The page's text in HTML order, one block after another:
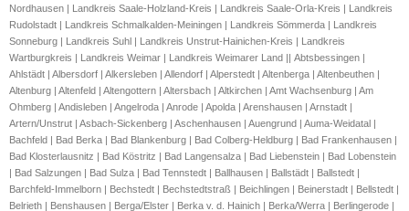
Nordhausen | Landkreis Saale-Holzland-Kreis | Landkreis Saale-Orla-Kreis | Landkreis
Rudolstadt | Landkreis Schmalkalden-Meiningen | Landkreis Sömmerda | Landkreis
Sonneburg | Landkreis Suhl | Landkreis Unstrut-Hainichen-Kreis | Landkreis
Wartburgkreis | Landkreis Weimar | Landkreis Weimarer Land || Abtsbessingen | Ahlstädt | Albersdorf | Alkersleben | Allendorf | Alperstedt | Altenberga | Altenbeuthen | Altenburg | Altenfeld | Altengottern | Altersbach | Altkirchen | Amt Wachsenburg | Am Ohmberg | Andisleben | Angelroda | Anrode | Apolda | Arenshausen | Arnstadt | Artern/Unstrut | Asbach-Sickenberg | Aschenhausen | Auengrund | Auma-Weidatal | Bachfeld | Bad Berka | Bad Blankenburg | Bad Colberg-Heldburg | Bad Frankenhausen | Bad Klosterlausnitz | Bad Köstritz | Bad Langensalza | Bad Liebenstein | Bad Lobenstein | Bad Salzungen | Bad Sulza | Bad Tennstedt | Ballhausen | Ballstädt | Ballstedt | Barchfeld-Immelborn | Bechstedt | Bechstedtstraß | Beichlingen | Beinerstadt | Bellstedt | Belrieth | Benshausen | Berga/Elster | Berka v. d. Hainich | Berka/Werra | Berlingerode | Berlstedt | Bermbach | Bernterode | Bethenhausen | Bibra | Bienstädt | Bilzingsleben | Birkenfelde | Birkenhügel | Birx | Bischofrod | Bischofroda | Blankenberg | Blankenburg | Blankenhain | Blankenstein | Bleicherode | Bobeck | Bocka | Bodelwitz | Bodenrode-Westhausen | Böhlen | Bollberg | Bornhagen | Borxleben | Bösleben-Wüllersleben | Bothenheilingen | Brahmenau | Braunichswalde | Brehme | Breitenworbis | Breitungen/Werra | Bremsnitz | Bretleben | Brotterode-Trusetal | Bruchstedt | Brüheim | Brünn | Brunnhartshausen | Bucha | Bucha | Büchel | Buchfart | Buchholz | Bufleben | Buhla | Bürgel | Burgk | Burgwalde | Buttelstedt | Buttlar | Buttstädt | Büttstedt | Caaschwitz | Christes | Clingen | Crawinkel | Creuzburg | Crimla | Crispendorf | Crossen an der Elster | Cursdorf | Daasdorf a. Berge | Dachwig | Dankmarshausen | Deesbach | Dermbach | Deuna | Diedorf | Dieterode | Dietzenrode-Vatterode | Dillstädt | Dingelstädt | Dingsleben | Dippach | Dittersdorf | Dobitschen | Döbritschen | Döbritz | Döllstädt | Donndorf | Dornburg-Camburg | Dornheim | Döschnitz | Dreba | Drei Gleichen | Dreitzsch | Dröbischau | Drogen | Drognitz | Dünwald | Ebeleben | Ebenshausen | Eberstedt | Ecklingerode | Eckstedt | Effelder | Ehrenberg | Eichenberg | Eichenberg | Eichstruth | Eineborn | Einhausen | Eisenach | Eisenberg | Eisfeld | Elgersburg | Elleben | Ellersleben | Ellingshausen | Ellrich | Elxleben | Elxleben | Emleben | Empfertshausen | Endschütz | Erbenhausen | Erfurt | Eschenbergen | Eßbach | Eßleben-Teutleben | Ettenhausen a.d. Suhl | Ettersburg | Etzelsrode | Etzleben | Fambach | Ferna | Flarchheim | Floh-Seligenthal | Fockendorf | Föritz | Frankenblick | Frankendorf | Frankenhain | Frankenheim/Rhön | Frankenroda | Frauenprießnitz | Frauensee | Frauenwald | Freienbessingen | Freienhagen | Freienorla | Fretterode | Friedelshausen | Friedersdorf | Friedrichroda | Friedrichsthal | Friedrichswerth | Friemar | Frohnsdorf | Frömmstedt | Gangloffsömmern | Gauern | Gebesee | Gefell | Gehlberg | Gehofen | Gehren | Geisa | Geisenhain | Geisleden | Geismar | Georgenthal | Gera | Geraberg | Gerbershausen | Gernrode | Geroda | Gerstenberg | Gerstengrund | Gerstungen | Gerterode | Gertewitz | Geschwenda | Gierstädt | Gillersdorf | Glasehausen | Gneus | Göhren | Goldbach | Goldisthal | Göllnitz | Golmsdorf | Gompertshausen | Göpfersdorf | Görkwitz | Görsbach | Gorsleben | Göschitz | Gösen | Gossel | Gössitz | Gößnitz | Gotha | Grabfeld | Gräfenhain | Gräfenroda | Gräfenthal | Graitschen | Greiz | Greußen | Griefstedt | Grimmelshausen | Grobengereuth | Großbartloff | Großbockedra | Großbreitenbach | Großbrembach | Großenehrich | Großengottern | Großensee | Großenstein | Großeutersdorf | Großfahner | Großheringen | Großlöbichau | Großlohra | Großmölsen | Großneuhausen | Großobringen | Großpürschütz | Großrudestedt | Großschwabhausen | Großvargula | Grub | Gumperda | Günstedt | Günthersleben-Wechmar | Guthmannshausen | Haina | Hainichen | Hainrode | Hainspitz | Hallungen | Hammerstedt | Hardisleben | Harra | Harth-Pöllnitz | Hartmannsdorf | Hartmannsdorf | Harztor | Harzungen | Haselbach | Haßleben | Hausen | Haussömmern | Hauteroda | Haynrode | Heichelheim | Heideland | Heilbad Heiligenstadt | Helbedündorf | Heldrungen | Hellingen | Helmsdorf | Hemleben | Henfstädt | Henneberg | Henschleben | Herbsleben | Heringen/Helme | Hermsdorf | Heroldishausen | Herrenhof | Herrmannsacker | Herrnschwende | Herschdorf | Hetschburg | Heukewalde | Heuthen | Heyersdorf | Heygendorf | Hilbersdorf | Hildburghausen | Hirschberg | Hirschfeld | Hochheim | Hohenfelden | Hohengandern | Hohenkirchen | Hohenleuben | Hohenstein | Hohenwarte | Hohes Kreuz | Holzsußra | Hopfgarten | Hornsömmern | Hörsel | Hörselberg-Hainich | Hummelshain | Hümpfershausen | Hundeshagen | Hundhaupten | Ichstedt | Ifta | Ilmenau | Ilmtal | Ilmtal-Weinstraße | Isseroda | Issersheilingen | Jena | Jenalöbnitz | Jonaswalde | Jückelberg | Judenbach | Kahla | Kalbsrieth | Kallmerode | Kaltennordheim | Kaltensundheim | Kaltenwestheim | Kammerforst | Kamsdorf | Kannawurf | Kapellendorf | Karlsdorf | Katzhütte | Kauern | Kaulsdorf | Kefferhausen | Kehmstedt | Keila | Kella | Kiliansroda | Kindelbrück | Kirchgandern | Kirchheilingen | Kirchheim | Kirchworbis | Kirschkau | Kleinbartloff | Kleinbockedra | Kleinbodungen | Kleinbrembach | Kleinebersdorf | Kleineutersdorf | Kleinfurra | Kleinmölsen | Kleinneuhausen | Kleinobringen | Kleinschwabhausen | Kleinwelsbach | Klettbach | Klettstedt | Kloster Veßra | Knau | Ködderitzsch | Kölleda | Königsee-Rottenbach | Korbußen | Körner | Kospoda | Kraftsdorf | Kraja | Kranichfeld | Krauthausen | Krautheim | Krayenberggemeinde | Kreuzebra | Kriebitzsch | Krölpa | Krombach | Kromsdorf | Kühdorf | Kühndorf | Küllstedt | Kutzleben | Kyffhäuserland | Laasdorf | Langenleuba-Niederhain | Langenorla | Langenwetzendorf | Langenwolschendorf | Langewiesen | Lauscha | Lausnitz | Lauterbach | Lederhose | Lehesten (Frankenwald) | Lehesten | Lehnstedt | Leimbach | Leinatal | Leinefelde-Worbis | Lemnitz | Lengfeld | Lenterode | Leutenberg | Leutenthal | Leutersdorf | Lichte | Liebenstein | Linda b. Neustadt an der Orla | Linda b. Weida | Lindenkreuz | Lindewerra | Lindig | Lippersdorf-Erdmannsdorf | Lipprechterode | Löberschütz | Löbichau | Lödla | Löhma | Lucka | Luisenthal | Lumpzig | Lutter | Mackenrode | Magdala | Mannstedt | Marisfeld | Marksuhl | Markvippach | Marolterode | Marth | Martinroda | Masserberg | Mechelroda | Mehmels | Mehna | Meiningen | Mellenbach-Glasbach | Mellingen | Melpers | Menteroda | Mertendorf | Metzels | Meura | Meusebach | Meuselbach-Schwarzmühle | Meuselwitz | Miesitz | Mihla | Milda | Mittelpöllnitz | Mittelsömmern | Möckern | Mohlsdorf-Teichwolframsdorf | Molschleben | Mönchenholzhausen | Mönchpfiffel-Nikolausrieth | Monstab | Moorgrund | Mörsdorf | Moßbach | Moxa | Mühlhausen | Mülverstedt | Münchenbernsdorf | Nahetal-Waldau | Nauendorf | Nausitz | Nausnitz | Nazza | Neidhartshausen | Nesse-Apfelstädt | Neubrunn | Neuengönna | Neuhaus am Rennweg | Neuhaus-Schierschnitz | Neumark | Neumühle/Elster | Neundorf | Neundorf | Neunheilingen | Neusiß | Neustadt am Rennsteig | Neustadt an der Orla | Neustadt/Harz | Niederbösa | Niedergebra | Niederorschel | Niedertrebra | Niederzimmern | Nimritz | Nöbdenitz | Nobitz | Nöda | Nohra | Nordhausen | Nottleben | Oberbodnitz | Oberbösa | Oberhain | Oberheldrungen | Oberhof | Oberkatz | Obermaßfeld-Grimmenthal | Obermehler | Oberoppurg | Oberschönau | Oberstadt | Obertrebra | Oberweid | Oberweißbach/Thür. Wald | Oechsen | Oepfershausen | Oettern | Oettersdorf | Ohrdruf | Olbersleben | Oldisleben | Ollendorf | Oppershausen | Oppurg | Orlamünde | Osthausen-Wülfershausen | Ostramondra | Ottendorf | Ottstedt am Berge | Paitzdorf | Paska | Pennewitz | Petersberg | Petriroda | Peuschen | Pfaffschwende | Pferdingsleben | Piesau | Plaue | Plothen | Pölzig | Ponitz | Pörmitz | Posterstein | Pößneck | Pottiga | Poxdorf | Probstzella | Quaschwitz | Quirla | Ramsla | Ranis | Rannstedt | Rastenberg | Rattelsdorf | Rauda | Rauschwitz | Rausdorf | Reichenbach | Reichmannsdorf | Reichstädt | Reinholterode | Reinsdorf | Reinstädt | Remda-Teichel | Remptendorf | Remstädt | Renthendorf | Reurieth | Rhönblick | Riethgen | Riethnordhausen | Ringleben | Ringleben | Rippershausen | Ritschenhausen | Rittersdorf | Rockhausen | Rockstedt | Rodeberg | Rohr | Rohrbach | Rohrberg | Röhrig | Römhild | Ronneburg | Rosa | Rosendorf | Rositz | Roßdorf | Roßleben | Rothenstein | Rotterode | Rückersdorf | Rudersdorf | Rudolstadt | Ruhla | Rustenfelde | Ruttersdorf-Lotschen | Saalburg-Ebersdorf | Saaleplatte | Saalfeld/Saale | Saalfelder Höhe | Saara | Sachsenbrunn | Sachsenhausen | Schachtebich | Schalkau | Scheiditz | Schillingstedt | Schimberg | Schkölen | Schlechtsart | Schlegel | Schleid | Schleifreisen | Schleiz | Schleusegrund | Schleusingen | Schlöben | Schloßvippach | Schlotheim | Schmalkalden | Schmeheim | Schmiedefeld | Schmiedefeld am Rennsteig | Schmiedehausen | Schmieritz | Schmölln | Schmorda | Schöndorf | Schöngleina | Schönhagen | Schönstedt | Schöps | Schwaara | Schwabhausen | Schwallungen | Schwarza | Schwarzbach | Schwarzburg | Schweickershausen | Schwerstedt | Schwerstedt | Schwobfeld | Seebach | Seelingstädt | Seisla | Seitenroda | Serba | Sickerode | Silberhausen | Silbitz | Sitzendorf | Solkwitz | Sollstedt | Sömmerda | Sondershausen | Sonneberg | Sonneborn | Sonnenstein | Springstille | Sprötau | Stadtilm | Stadtlengsfeld | Stadtroda | Stanau | Starkenberg | St. Bernhard | Steinach | Steinbach (Eichsfeld) | Steinbach-Hallenberg | Steinheuterode | Stepfershausen | St. Gangloff | St. Kilian | Straufhain | Straußfurt | Stützerbach | Südeichsfeld | Suhl (kreisfreie Stadt) | Sulza | Sülzfeld | Sundhausen | Tabarz/Thür. Wald | Tambach-Dietharz | Tanna | Tastungen | Tautenburg | Tautendorf | Tautenhain | Tegau | Teichwitz | Teistungen | Thalwenden | Themar | Thierschneck | Thonhausen | Thüringenhausen | Tiefenort | Tissa | Tömmelsdorf | Tonna | Tonndorf | Topfstedt | Tottleben | Treben | Trebra | Treffurt | Triptis | Tröbnitz | Tröchtelborn | Trockenborn-Wolfersdorf | Troistedt | Tüttleben | Uder | Udestedt | Uhlstädt-Kirchhasel | Ummerstadt | Umpfe